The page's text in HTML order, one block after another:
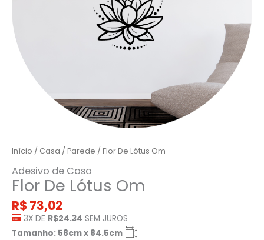
Início / Casa / Parede / Flor De Lótus Om
Adesivo de Casa
Flor De Lótus Om
R$ 73,02
3X DE R$24.34 SEM JUROS
Tamanho: 58cm x 84.5cm